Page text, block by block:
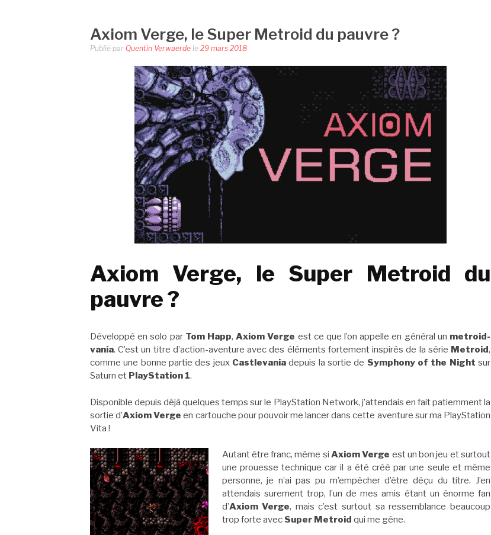
Axiom Verge, le Super Metroid du pauvre ?
Publié par Quentin Verwaerde le 29 mars 2018
Axiom Verge, le Super Metroid du
pauvre ?
Développé en solo par Tom Happ,Axiom Verge est ce que l’on appelle en général un metroid-
vania. C’est un titre d’action-aventure avec des éléments fortement inspirés de la série Metroid,
comme une bonne partie des jeux Castlevania depuis la sortie de Symphony of the Night sur
Saturn et PlayStation 1.
Disponible depuis déjà quelques temps sur le PlayStation Network, j’attendais en fait patiemment la
sortie d’Axiom Verge en cartouche pour pouvoir me lancer dans cette aventure sur ma PlayStation
Vita !
Autant être franc, même si Axiom Verge est un bon jeu et surtout
une prouesse technique car il a été créé par une seule et même
personne, je n’ai pas pu m’empêcher d’être déçu du titre. J’en
attendais surement trop, l’un de mes amis étant un énorme fan
d’Axiom Verge, mais c’est surtout sa ressemblance beaucoup
trop forte avec Super Metroid qui me gêne.